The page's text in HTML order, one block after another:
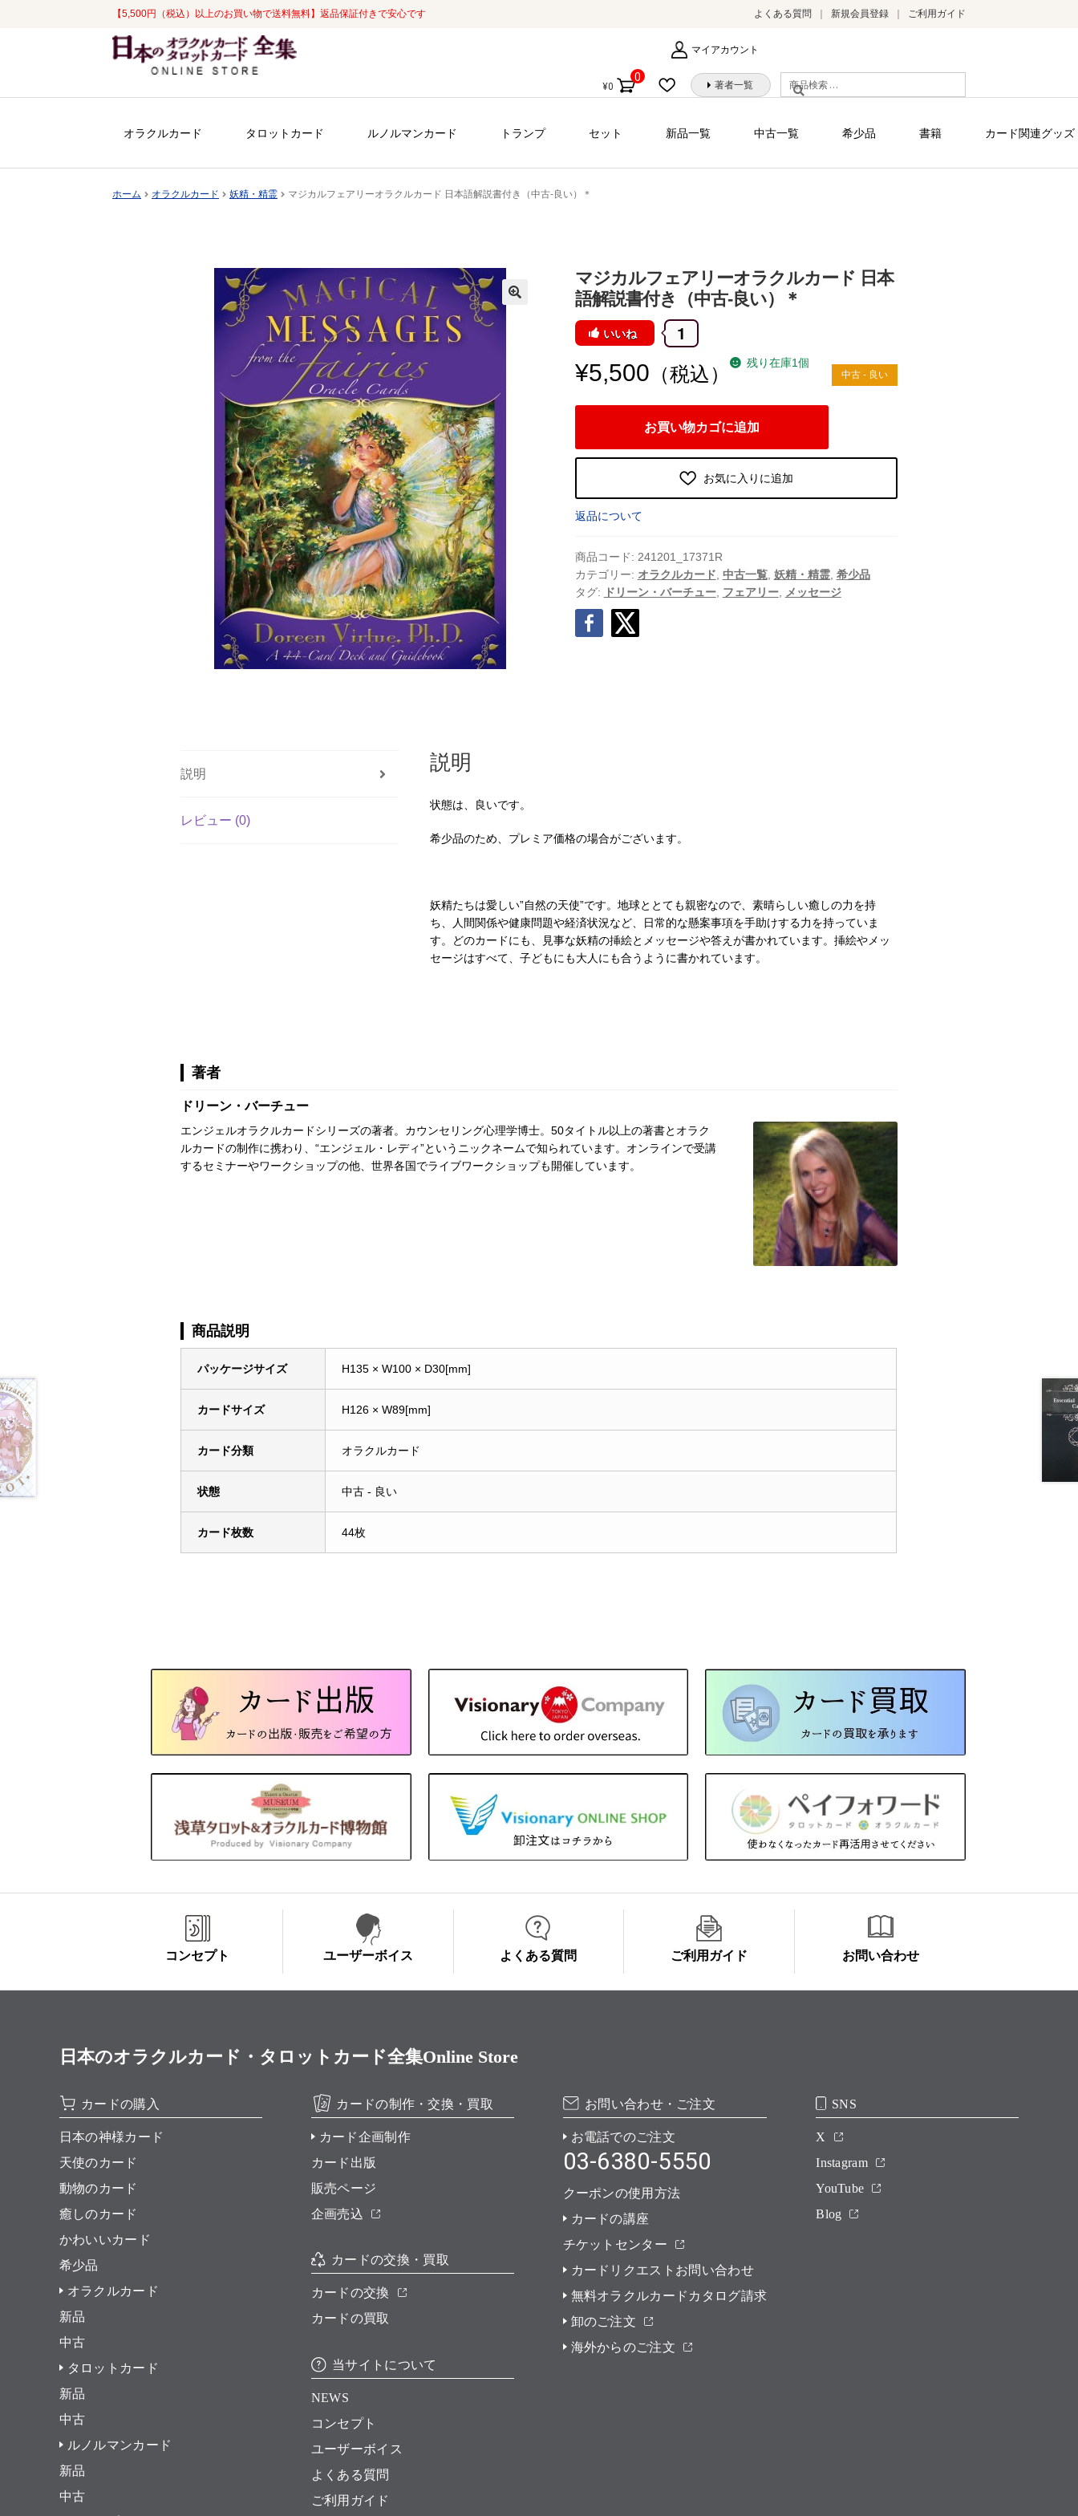
【5,500円（税込）以上のお買い物で送料無料】返品保証付きで安心です よくある質問 新規会員登録 ご利用ガイド
ナ
ビ
ン
コ
ン
ス
マイアカウント
検
索
象:
著者一覧
¥0
0
個
オラクルカード タロットカード ルノルマンカード トランプ セット 新品一覧 中古一覧 希少品 書籍 カード関連グッズ
ホーム オラクルカード 妖精・精霊 マジカルフェアリーオラクルカード 日本語解説書付き（中古-良い）＊
マジカルフェアリーオラクルカード 日本
語解説書付き（中古-良い）＊
いいね 1
中古 - 良い
¥5,500 （税込） 残り在庫1個
カ
フ
ェ
リ
ー
オ
ラ
ク
書
古-
良
い）
お買い物カゴに追加
お気に入りに追加
返品について
商品コード: 241201_17371R
カテゴリー: オラクルカード, 中古一覧, 妖精・精霊, 希少品
タグ:
ドリーン・バーチュー, フェアリー, メッセージ
説明
レビュー (0)
説明
状態は、良いです。
希少品のため、プレミア価格の場合がございます。
妖精たちは愛しい”自然の天使”です。地球ととても親密なので、素晴らしい癒しの力を持
ち、人間関係や健康問題や経済状況など、日常的な懸案事項を手助けする力を持っていま
す。どのカードにも、見事な妖精の挿絵とメッセージや答えが書かれています。挿絵やメッ
セージはすべて、子どもにも大人にも合うように書かれています。
著者
ドリーン・バーチュー
エンジェルオラクルカードシリーズの著者。カウンセリング心理学博士。50タイトル以上の著書とオラク
ルカードの制作に携わり、“エンジェル・レディ”というニックネームで知られています。オンラインで受講
するセミナーやワークショップの他、世界各国でライブワークショップも開催しています。
商品説明
パッケージサイズ H135 × W100 × D30[mm]
カードサイズ H126 × W89[mm]
カード分類 オラクルカード
状態 中古 - 良い
カード枚数 44枚
コンセプト ユーザーボイス よくある質問 ご利用ガイド お問い合わせ
日本のオラクルカード・タロットカード全集Online Store
カードの購入
日本の神様カード
天使のカード
動物のカード
癒しのカード
かわいいカード
希少品
オラクルカード
新品
中古
タロットカード
新品
中古
ルノルマンカード
新品
中古
カードの制作・交換・買取
カード企画制作
カード出版
販売ページ
企画売込
カードの交換・買取
カードの交換
カードの買取
当サイトについて
NEWS
コンセプト
ユーザーボイス
よくある質問
ご利用ガイド
お問い合わせ・ご注文
お電話でのご注文
03-6380-5550
クーポンの使用方法
カードの講座
チケットセンター
カードリクエストお問い合わせ
無料オラクルカードカタログ請求
卸のご注文
海外からのご注文
SNS
X
Instagram
YouTube
Blog